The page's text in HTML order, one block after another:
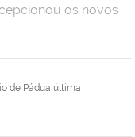
de Pádua última
os novos